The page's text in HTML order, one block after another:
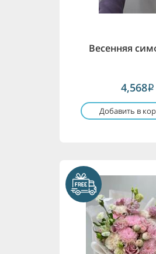
Весенняя
4,568i
Добавить в